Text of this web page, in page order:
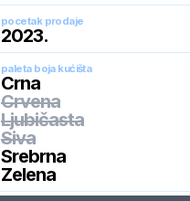
pocetak prodaje
2023.
paleta boja kućišta
Crna
Crvena
Ljubičasta
Siva
Srebrna
Zelena